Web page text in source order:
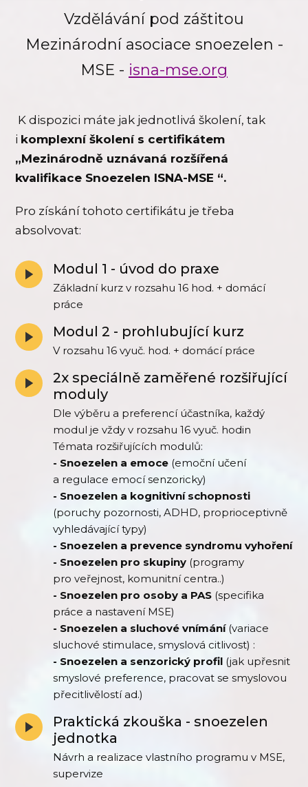
Vzdělávání pod záštitou
Mezinárodní asociace snoezelen -
MSE - isna-mse.org
K dispozici máte jak jednotlivá školení, tak
i komplexní školení s certifikátem
„Mezinárodně uznávaná rozšířená
kvalifikace Snoezelen ISNA-MSE “.
Pro získání tohoto certifikátu je třeba
absolvovat:
Modul 1 - úvod do praxe
Základní kurz v rozsahu 16 hod. + domácí
práce
Modul 2 - prohlubující kurz
V rozsahu 16 vyuč. hod. + domácí práce
2x speciálně zaměřené rozšiřující
moduly
Dle výběru a preferencí účastníka, každý
modul je vždy v rozsahu 16 vyuč. hodin
Témata rozšiřujících modulů:
- Snoezelen a emoce (emoční učení
a regulace emocí senzoricky)
- Snoezelen a kognitivní schopnosti
(poruchy pozornosti, ADHD, proprioceptivně
vyhledávající typy)
- Snoezelen a prevence syndromu vyhoření
- Snoezelen pro skupiny (programy
pro veřejnost, komunitní centra..)
- Snoezelen pro osoby a PAS (specifika
práce a nastavení MSE)
- Snoezelen a sluchové vnímání (variace
sluchové stimulace, smyslová citlivost) :
- Snoezelen a senzorický profil (jak upřesnit
smyslové preference, pracovat se smyslovou
přecitlivělostí ad.)
Praktická zkouška - snoezelen
jednotka
Návrh a realizace vlastního programu v MSE,
supervize